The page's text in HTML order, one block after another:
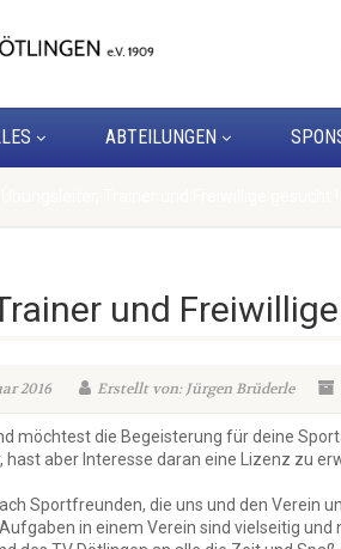
ABTEILUNGEN
und
2016 Erstellt von: Jürgen Brüderle
möchtest die Begeisterung für deine
hast aber Interesse daran eine Lizenz zu
Sportfreunden, die uns und den Verein
in einem Verein sind vielseitig und